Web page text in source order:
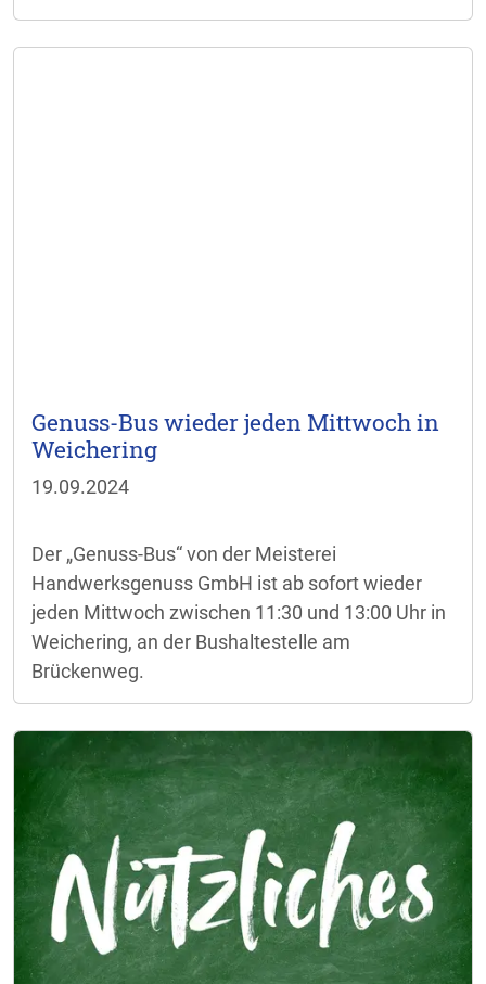
Genuss-Bus wieder jeden Mittwoch in
Weichering
19.09.2024
Der „Genuss-Bus“ von der Meisterei
Handwerksgenuss GmbH ist ab sofort wieder
jeden Mittwoch zwischen 11:30 und 13:00 Uhr in
Weichering, an der Bushaltestelle am
Brückenweg.